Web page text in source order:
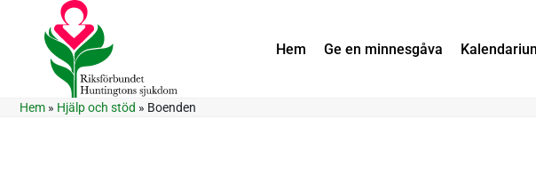
Hem Ge en minnesgåva
Hem » Hjälp och stöd » Boenden